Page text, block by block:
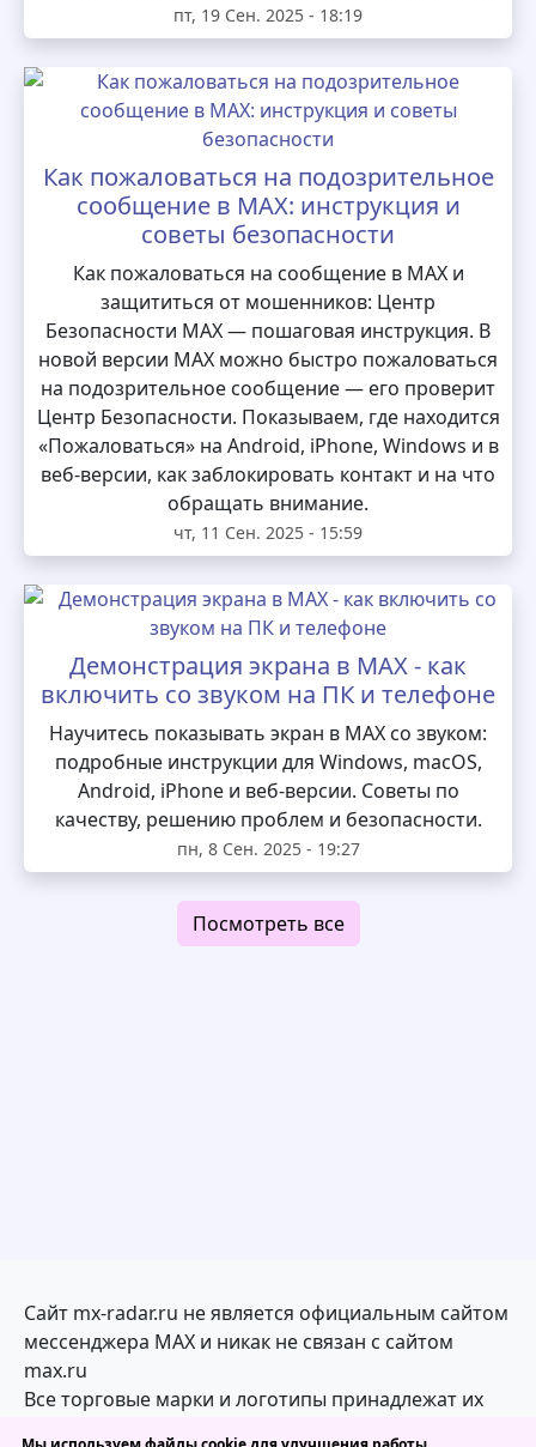
пт, 19 Сен. 2025 - 18:19
Как пожаловаться на подозрительное
сообщение в MAX: инструкция и
советы безопасности
Как пожаловаться на сообщение в MAX и
защититься от мошенников: Центр
Безопасности MAX — пошаговая инструкция. В
новой версии MAX можно быстро пожаловаться
на подозрительное сообщение — его проверит
Центр Безопасности. Показываем, где находится
«Пожаловаться» на Android, iPhone, Windows и в
веб-версии, как заблокировать контакт и на что
обращать внимание.
чт, 11 Сен. 2025 - 15:59
Демонстрация экрана в MAX - как
включить со звуком на ПК и телефоне
Научитесь показывать экран в MAX со звуком:
подробные инструкции для Windows, macOS,
Android, iPhone и веб-версии. Советы по
качеству, решению проблем и безопасности.
пн, 8 Сен. 2025 - 19:27
Посмотреть все
Сайт mx-radar.ru не является официальным сайтом
мессенджера MAX и никак не связан с сайтом
max.ru
Все торговые марки и логотипы принадлежат их